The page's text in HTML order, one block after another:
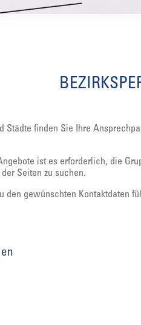
Städte finden Sie Ihre
ist es erforderlich, die
Seiten zu suchen.
den gewünschten Kontaktdaten